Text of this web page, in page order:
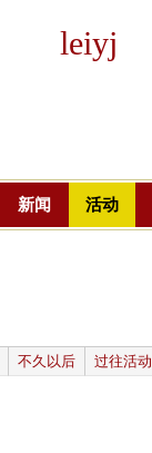
leiyj
新闻 活动
不久以后 过往活动